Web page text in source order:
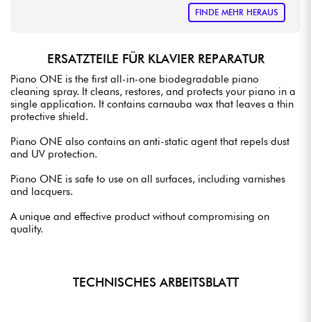
FINDE MEHR HERAUS
ERSATZTEILE FÜR KLAVIER REPARATUR
Piano ONE is the first all-in-one biodegradable piano
cleaning spray. It cleans, restores, and protects your piano in a
single application. It contains carnauba wax that leaves a thin
protective shield.
Piano ONE also contains an anti-static agent that repels dust
and UV protection.
Piano ONE is safe to use on all surfaces, including varnishes
and lacquers.
A unique and effective product without compromising on
quality.
TECHNISCHES ARBEITSBLATT